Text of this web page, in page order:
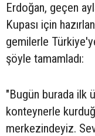
Erdoğan, geçen
Kupası için
gemilerle
şöyle tamamladı:
"Bugün burada ilk
konteynerle
merkezindeyiz.